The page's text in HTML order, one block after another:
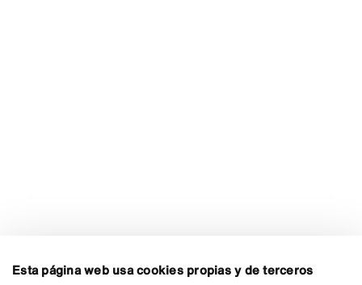
Esta página web usa cookies propias y de terceros